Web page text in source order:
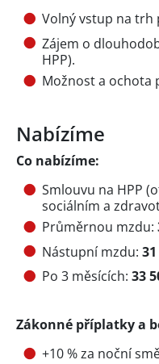
Volný vstup na trh
Zájem o
HPP).
Možnost a ochota
Nabízíme
Co nabízíme:
Smlouvu na HPP
sociálním a
Průměrnou mzdu:
Nástupní mzdu:
Po 3 měsících: 33
Zákonné příplatky a
+10 % za noční